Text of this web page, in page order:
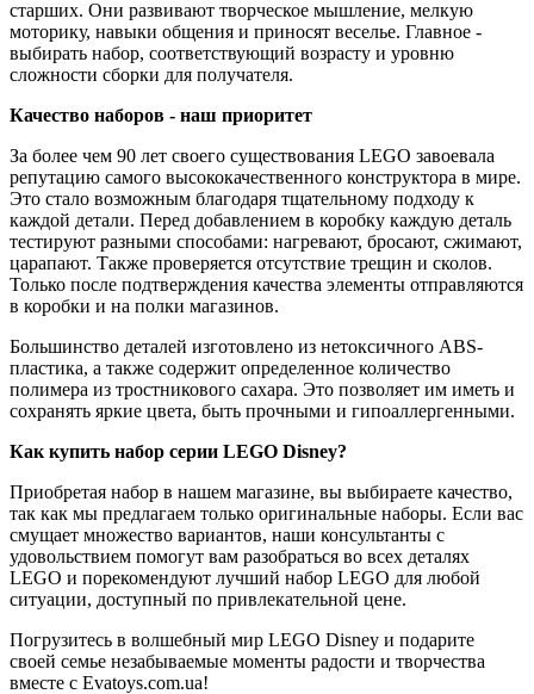
старших. Они развивают творческое мышление, мелкую
моторику, навыки общения и приносят веселье. Главное -
выбирать набор, соответствующий возрасту и уровню
сложности сборки для получателя.
Качество наборов - наш приоритет
За более чем 90 лет своего существования LEGO завоевала
репутацию самого высококачественного конструктора в мире.
Это стало возможным благодаря тщательному подходу к
каждой детали. Перед добавлением в коробку каждую деталь
тестируют разными способами: нагревают, бросают, сжимают,
царапают. Также проверяется отсутствие трещин и сколов.
Только после подтверждения качества элементы отправляются
в коробки и на полки магазинов.
Большинство деталей изготовлено из нетоксичного ABS-
пластика, а также содержит определенное количество
полимера из тростникового сахара. Это позволяет им иметь и
сохранять яркие цвета, быть прочными и гипоаллергенными.
Как купить набор серии LEGO Disney?
Приобретая набор в нашем магазине, вы выбираете качество,
так как мы предлагаем только оригинальные наборы. Если вас
смущает множество вариантов, наши консультанты с
удовольствием помогут вам разобраться во всех деталях
LEGO и порекомендуют лучший набор LEGO для любой
ситуации, доступный по привлекательной цене.
Погрузитесь в волшебный мир LEGO Disney и подарите
своей семье незабываемые моменты радости и творчества
вместе с Evatoys.com.ua!